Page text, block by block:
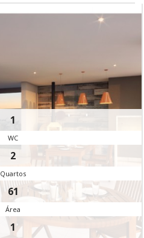
1
WC
2
Quartos
61
Área
1